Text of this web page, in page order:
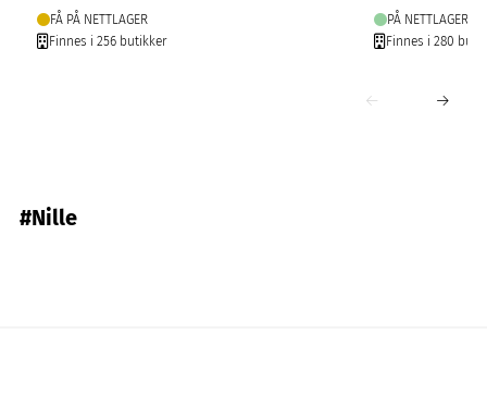
FÅ PÅ NETTLAGER
Finnes i 256 butikker
PÅ NETTLAGER
Finnes i 280
#Nille